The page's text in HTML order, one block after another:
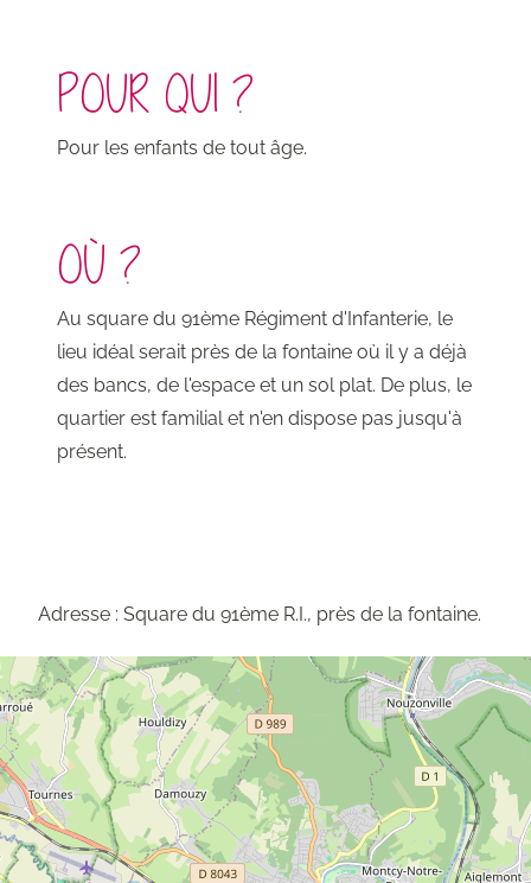
POUR QUI ?
Pour les enfants de tout âge.
OÙ ?
Au square du 91ème Régiment d'Infanterie, le
lieu idéal serait près de la fontaine où il y a déjà
des bancs, de l'espace et un sol plat. De plus, le
quartier est familial et n'en dispose pas jusqu'à
présent.
Carte
projet
Adresse : Square du 91ème R.I., près de la fontaine.